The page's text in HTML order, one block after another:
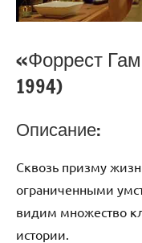
«Форрест
1994)
Описание:
Сквозь призму
ограниченными
видим множество
истории.